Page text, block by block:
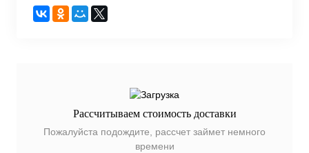
Рассчитываем стоимость доставки
Пожалуйста подождите, рассчет займет немного
времени